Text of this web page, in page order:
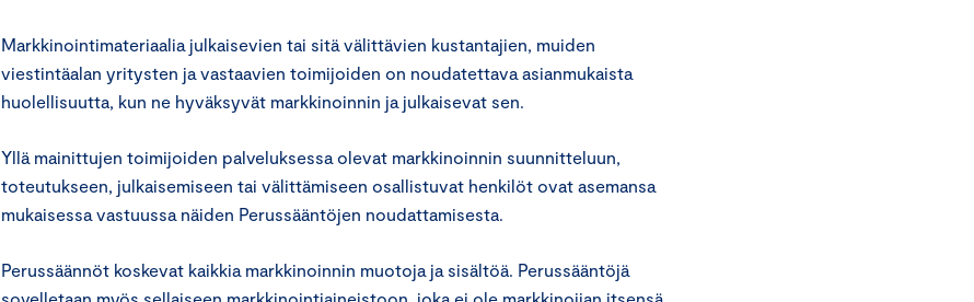
Markkinointimateriaalia julkaisevien tai sitä välittävien kustantajien, muiden
viestintäalan yritysten ja vastaavien toimijoiden on noudatettava asianmukaista
huolellisuutta, kun ne hyväksyvät markkinoinnin ja julkaisevat sen.
Yllä mainittujen toimijoiden palveluksessa olevat markkinoinnin suunnitteluun,
toteutukseen, julkaisemiseen tai välittämiseen osallistuvat henkilöt ovat asemansa
mukaisessa vastuussa näiden Perussääntöjen noudattamisesta.
Perussäännöt koskevat kaikkia markkinoinnin muotoja ja sisältöä. Perussääntöjä